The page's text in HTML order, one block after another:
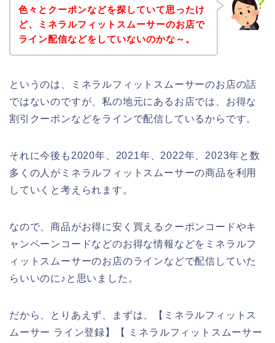
色々とクーポンなどを探していて思ったけ
ど、ミネラルフィットスムーサーのお店で
ライン配信などをしていないのかな～。
というのは、ミネラルフィットスムーサーのお店の話
ではないのですが、私の地元にあるお店では、お得な
割引クーポンなどをラインで配信しているからです。
それに今後も2020年、2021年、2022年、2023年と数
多くの人がミネラルフィットスムーサーの商品を利用
していくと考えられます。
なので、商品がお得に安く買えるクーポンコードやキ
ャンペーンコードなどのお得な情報などをミネラルフ
ィットスムーサーのお店のラインなどで配信していた
らいいのに♪と思いました。
だから、とりあえず、まずは、【ミネラルフィットス
ムーサー ライン登録】【 ミネラルフィットスムーサー